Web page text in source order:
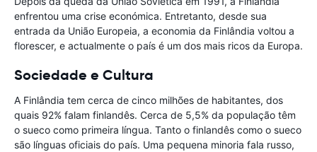
enfrentou uma crise económica. Entretanto, desde sua
entrada da União Europeia, a economia da Finlândia voltou a
florescer, e actualmente o país é um dos mais ricos da Europa.
Sociedade e Cultura
A Finlândia tem cerca de cinco milhões de habitantes, dos
quais 92% falam finlandês. Cerca de 5,5% da população têm
o sueco como primeira língua. Tanto o finlandês como o sueco
são línguas oficiais do país. Uma pequena minoria fala russo,